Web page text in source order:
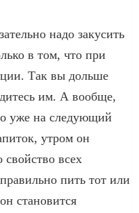
надо закусить
в том, что при
Так вы дольше
им. А вообще,
уже на следующий
утром он
всех
пить тот или
становится